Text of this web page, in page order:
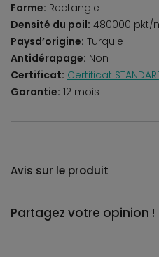
Forme: Rectangle
Densité du poil: 480000 pkt/
Paysd’origine: Turquie
Antidérapage: Non
Certificat: Certificat
Garantie: 12 mois
Avis sur le produit
Partagez votre opinion !